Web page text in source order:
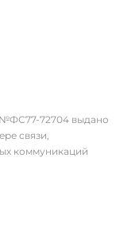
72704 выдано
связи,
коммуникаций